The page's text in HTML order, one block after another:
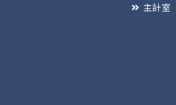
主計室